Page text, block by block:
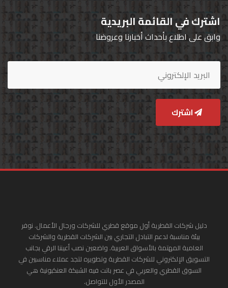
اشترك في القائمة البريدية
وابق على اطلاع بأحداث أخبارنا وعروضنا
اشترك
دليل شركات القطرية أول موقع قطري للشركات ورجال الأعمال. نوفر
بيئة مناسبة لدعم التبادل التجاري بين الشركات القطرية والشركات
العامية المهتمة بالأسواق العربية. واضعين نصب أعيننا الرقي بجانب
التسويق الإلكتروني للشركات القطرية وتطويره لتجد عملاء مناسبين في
السوق القطري والعربي في عصر باتت فيه الشبكة العنكبونية هي
المصدر الأول للتواصل.